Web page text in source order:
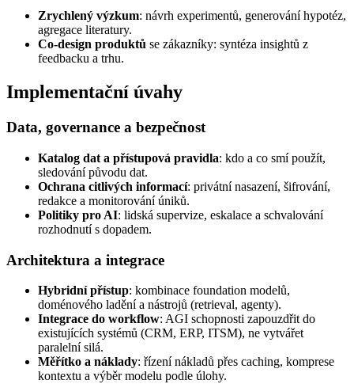
Zrychlený výzkum: návrh experimentů, generování hypotéz,
agregace literatury.
Co-design produktů se zákazníky: syntéza insightů z
feedbacku a trhu.
Implementační úvahy
Data, governance a bezpečnost
Katalog dat a přístupová pravidla: kdo a co smí použít,
sledování původu dat.
Ochrana citlivých informací: privátní nasazení, šifrování,
redakce a monitorování úniků.
Politiky pro AI: lidská supervize, eskalace a schvalování
rozhodnutí s dopadem.
Architektura a integrace
Hybridní přístup: kombinace foundation modelů,
doménového ladění a nástrojů (retrieval, agenty).
Integrace do workflow: AGI schopnosti zapouzdřit do
existujících systémů (CRM, ERP, ITSM), ne vytvářet
paralelní silá.
Měřítko a náklady: řízení nákladů přes caching, komprese
kontextu a výběr modelu podle úlohy.